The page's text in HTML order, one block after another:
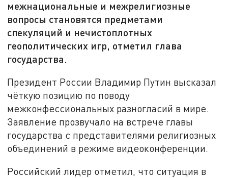
межнациональные и межрелигиозные
вопросы становятся предметами
спекуляций и нечистоплотных
геополитических игр, отметил глава
государства.
Президент России Владимир Путин высказал
чёткую позицию по поводу
межконфессиональных разногласий в мире.
Заявление прозвучало на встрече главы
государства с представителями религиозных
объединений в режиме видеоконференции.
Российский лидер отметил, что ситуация в